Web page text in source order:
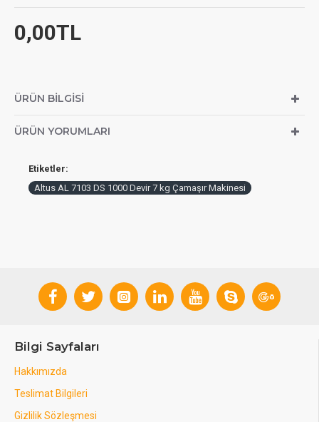
0,00TL
ÜRÜN BILGISI
ÜRÜN YORUMLARI
Etiketler:
Altus AL 7103 DS 1000 Devir 7 kg Çamaşır Makinesi
Bilgi Sayfaları
Hakkımızda
Teslimat Bilgileri
Gizlilik Sözleşmesi